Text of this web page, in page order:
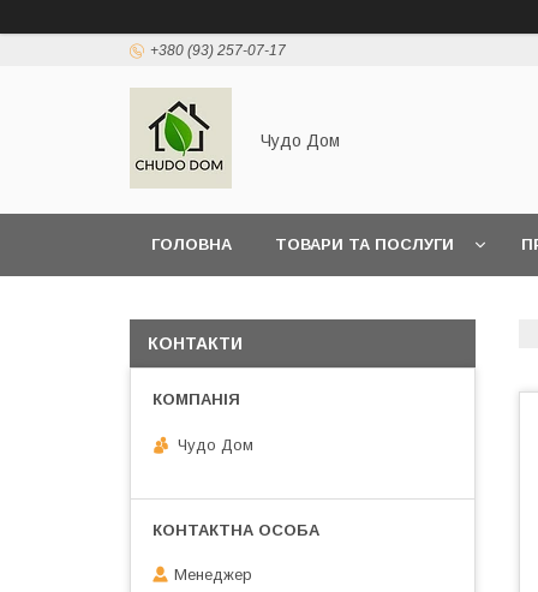
+380 (93) 257-07-17
Чудо Дом
ГОЛОВНА ТОВАРИ ТА ПОСЛУГИ
КОНТАКТИ
Чудо Дом
Менеджер